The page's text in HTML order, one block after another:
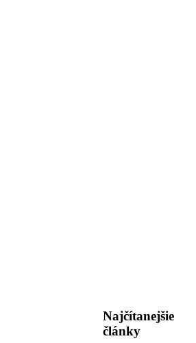
Najčítanejšie
články